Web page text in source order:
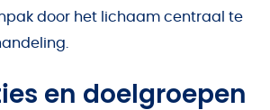
door het lichaam centraal te
en doelgroepen